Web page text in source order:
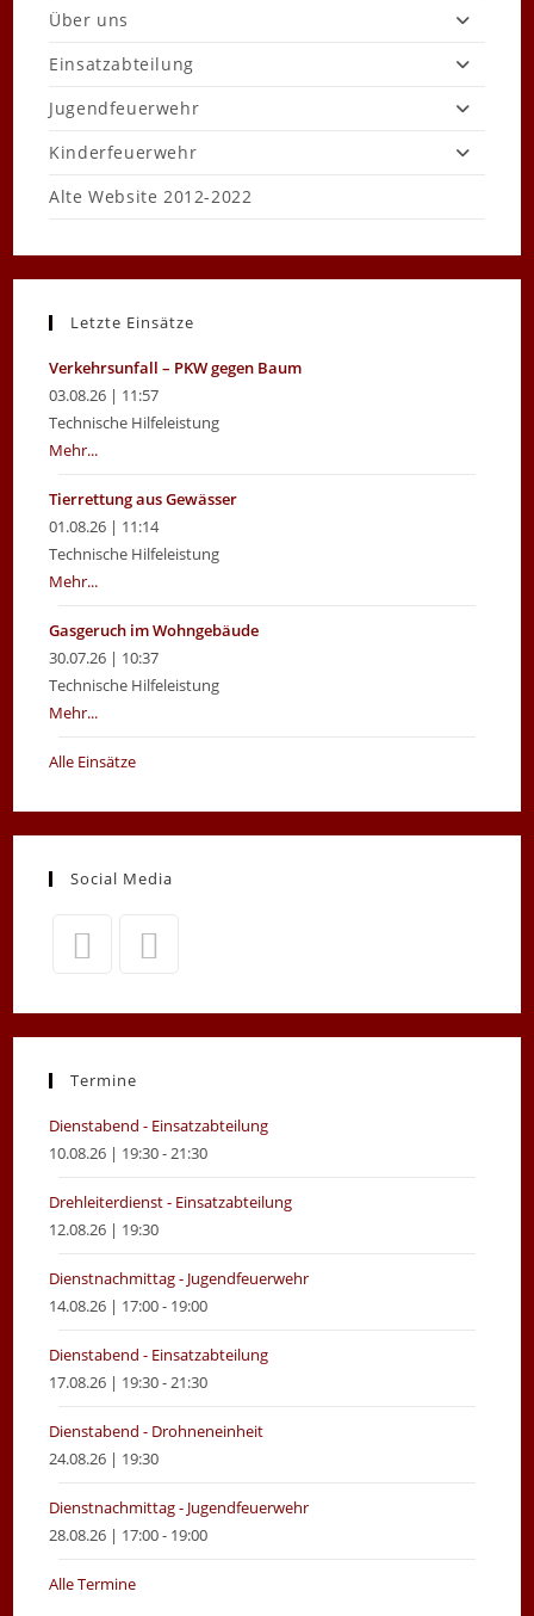
Über uns
Einsatzabteilung
Jugendfeuerwehr
Kinderfeuerwehr
Alte Website 2012-2022
Letzte Einsätze
Verkehrsunfall – PKW gegen Baum
03.08.26 | 11:57
Technische Hilfeleistung
Mehr...
Tierrettung aus Gewässer
01.08.26 | 11:14
Technische Hilfeleistung
Mehr...
Gasgeruch im Wohngebäude
30.07.26 | 10:37
Technische Hilfeleistung
Mehr...
Alle Einsätze
Social Media
Termine
Dienstabend - Einsatzabteilung
10.08.26 | 19:30 - 21:30
Drehleiterdienst - Einsatzabteilung
12.08.26 | 19:30
Dienstnachmittag - Jugendfeuerwehr
14.08.26 | 17:00 - 19:00
Dienstabend - Einsatzabteilung
17.08.26 | 19:30 - 21:30
Dienstabend - Drohneneinheit
24.08.26 | 19:30
Dienstnachmittag - Jugendfeuerwehr
28.08.26 | 17:00 - 19:00
Alle Termine